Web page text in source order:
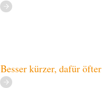
Besser kürzer, dafür öfter